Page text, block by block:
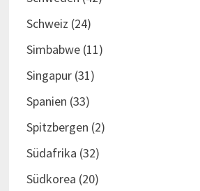
Schweiz (24)
Simbabwe(11)
Singapur(31)
Spanien (33)
Spitzbergen (2)
Südafrika (32)
Südkorea (20)